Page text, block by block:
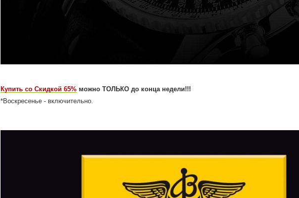
Купить со Скидкой 65% можно ТОЛЬКО до конца недели!!!
*Воскресенье - включительно.